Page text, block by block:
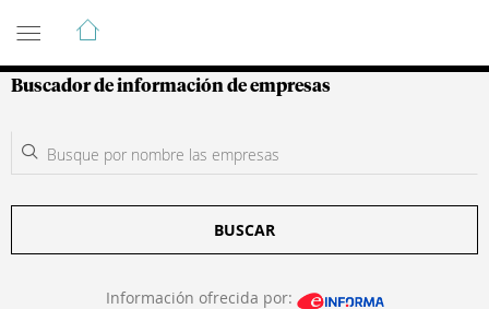
Guía de Empresas Colombianas
Buscador de información de empresas
BUSCAR
Información ofrecida por: